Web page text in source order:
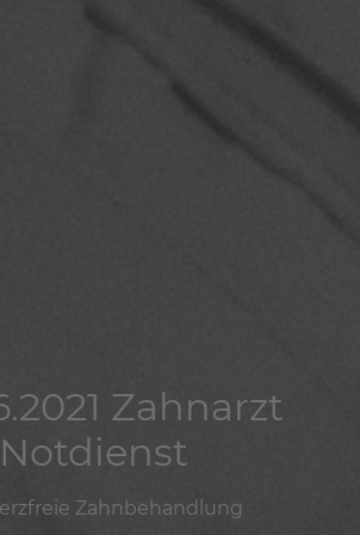
Zahnarzt
Notdienst
Zahnbehandlung
Zahnarzt
Notdienst
Zahnbehandlung
Zahnarzt
Notdienst
Zahnbehandlung